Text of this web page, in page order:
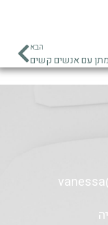
הבא
עם אנשים קשים